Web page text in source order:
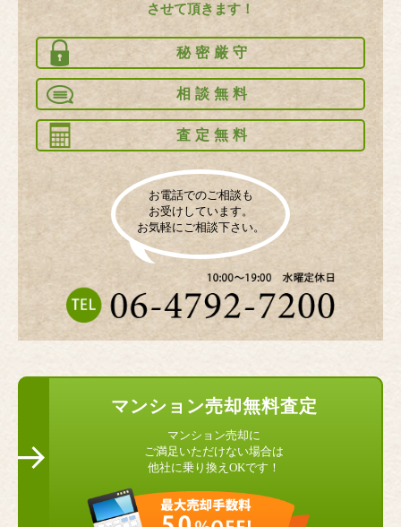
させて頂きます！
秘密厳守
相談無料
査定無料
お電話でのご相談も
お受けしています。
お気軽にご相談下さい。
マンション売却無料査定
マンション売却に
ご満足いただけない場合は
他社に乗り換えOKです！